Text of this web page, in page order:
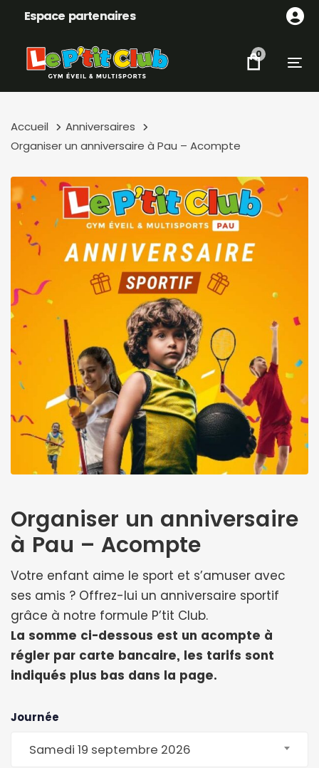
content
Espace partenaires
0
Accueil
Anniversaires
Organiser un anniversaire à Pau – Acompte
Organiser un anniversaire
à Pau – Acompte
Votre enfant aime le sport et s’amuser avec
ses amis ? Offrez-lui un anniversaire sportif
grâce à notre formule P’tit Club.
La somme ci-dessous est un acompte à
régler par carte bancaire, les tarifs sont
indiqués plus bas dans la page.
Journée
Samedi 19 septembre 2026